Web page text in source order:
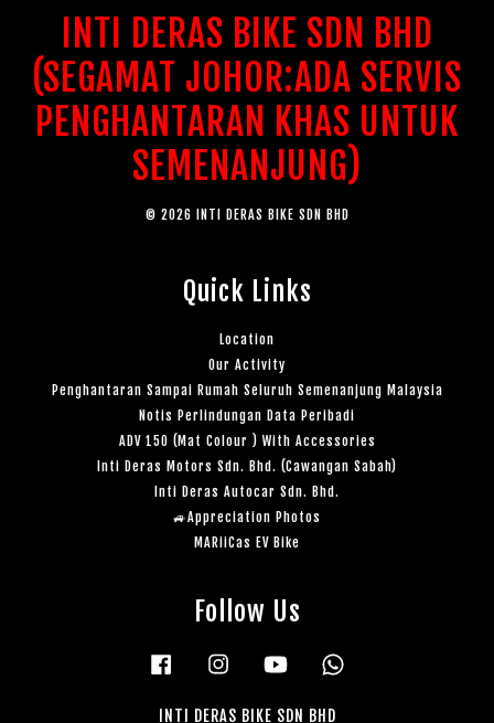
INTI DERAS BIKE SDN BHD
(SEGAMAT JOHOR:ADA SERVIS
PENGHANTARAN KHAS UNTUK
SEMENANJUNG)
© 2026 INTI DERAS BIKE SDN BHD
Quick Links
Location
Our Activity
Penghantaran Sampai Rumah Seluruh Semenanjung Malaysia
Notis Perlindungan Data Peribadi
ADV 150 (Mat Colour ) With Accessories
Inti Deras Motors Sdn. Bhd. (Cawangan Sabah)
Inti Deras Autocar Sdn. Bhd.
🚙Appreciation Photos
MARiiCas EV Bike
Follow Us
Facebook Instagram YouTube
INTI DERAS BIKE SDN BHD